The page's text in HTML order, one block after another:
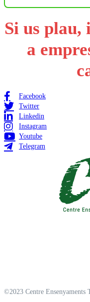
Si us plau,
a
Facebook
Twitter
Linkedin
Instagram
Youtube
Telegram
©2023 Centre Ensenyaments